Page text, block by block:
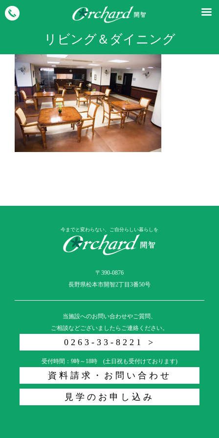
リビング＆ダイニング
今までと変わらない、ご自分らしい暮らしを
〒390-0876
長野県松本市開智2丁目3番50号
当施設へのお問い合わせやご質問、
ご相談などございましたらご連絡ください。
0263-33-8221 >
受付時間：9時～18時 (土日祝も受付けております)
資料請求・お問い合わせ
見学のお申し込み